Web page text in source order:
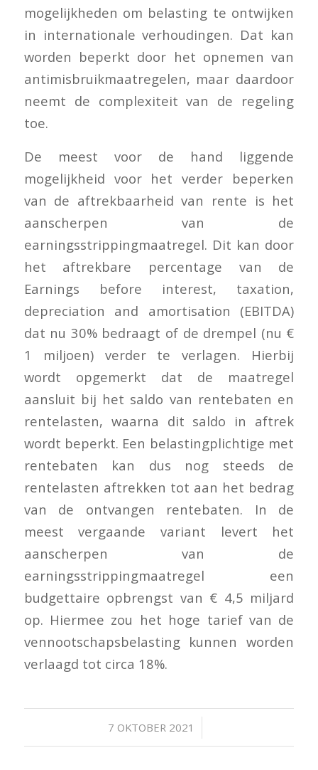
mogelijkheden om belasting te ontwijken
in internationale verhoudingen. Dat kan
worden beperkt door het opnemen van
antimisbruikmaatregelen, maar daardoor
neemt de complexiteit van de regeling
toe.
De meest voor de hand liggende
mogelijkheid voor het verder beperken
van de aftrekbaarheid van rente is het
aanscherpen van de
earningsstrippingmaatregel. Dit kan door
het aftrekbare percentage van de
Earnings before interest, taxation,
depreciation and amortisation (EBITDA)
dat nu 30% bedraagt of de drempel (nu €
1 miljoen) verder te verlagen. Hierbij
wordt opgemerkt dat de maatregel
aansluit bij het saldo van rentebaten en
rentelasten, waarna dit saldo in aftrek
wordt beperkt. Een belastingplichtige met
rentebaten kan dus nog steeds de
rentelasten aftrekken tot aan het bedrag
van de ontvangen rentebaten. In de
meest vergaande variant levert het
aanscherpen van de
earningsstrippingmaatregel een
budgettaire opbrengst van € 4,5 miljard
op. Hiermee zou het hoge tarief van de
vennootschapsbelasting kunnen worden
verlaagd tot circa 18%.
7 OKTOBER 2021
/